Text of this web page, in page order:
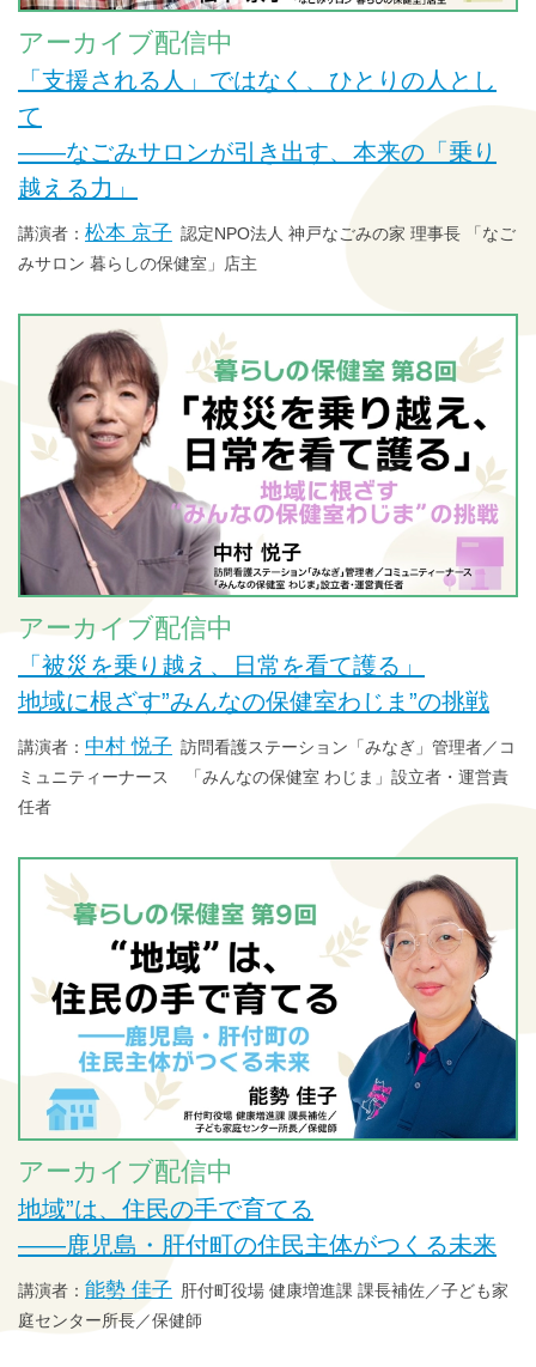
アーカイブ配信中
「支援される人」ではなく、ひとりの人とし
て
——なごみサロンが引き出す、本来の「乗り
越える力」
松本 京子 認定NPO法人 神戸なごみの家 理事長 「なご
みサロン 暮らしの保健室」店主
アーカイブ配信中
「被災を乗り越え、日常を看て護る」
地域に根ざす”みんなの保健室わじま”の挑戦
中村 悦子 訪問看護ステーション「みなぎ」管理者／コ
ミュニティーナース 「みんなの保健室 わじま」設立者・運営責
任者
アーカイブ配信中
地域”は、住民の手で育てる
——鹿児島・肝付町の住民主体がつくる未来
能勢 佳子
肝付町役場 健康増進課 課長補佐／子ども家
庭センター所長／保健師